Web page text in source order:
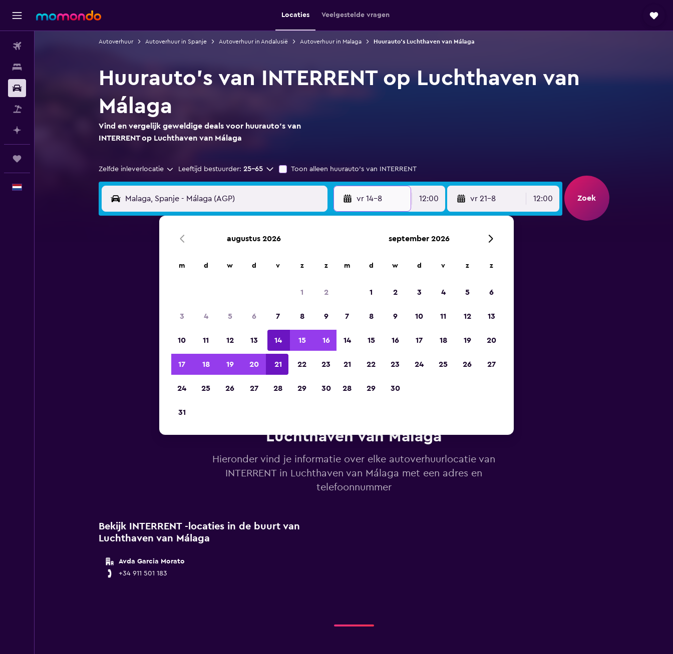
Locaties Veelgestelde vragen
Autoverhuur Autoverhuur in Spanje Autoverhuur in Andalusië Autoverhuur in Malaga Huurauto's Luchthaven van Málaga
Huurauto's van INTERRENT op Luchthaven van
Málaga
Vind en vergelijk geweldige deals voor huurauto's van
INTERRENT op Luchthaven van Málaga
Zelfde inleverlocatie Leeftijd bestuurder: 25-65 Toon alleen huurauto's van INTERRENT
vr 14-8 12:00 vr 21-8 12:00 Zoek
app 2023
Luchthaven van Málaga
Hieronder vind je informatie over elke autoverhuurlocatie van
INTERRENT in Luchthaven van Málaga met een adres en
telefoonnummer
Bekijk INTERRENT -locaties in de buurt van
Luchthaven van Málaga
Avda Garcia Morato
+34 911 501 183
augustus 2026
m d w d v z z
1 2
3 4 5 6 7 8 9
10 11 12 13 14 15 16
17 18 19 20 21 22 23
24 25 26 27 28 29 30
31
september 2026
m d w d v z z
1 2 3 4 5 6
7 8 9 10 11 12 13
14 15 16 17 18 19 20
21 22 23 24 25 26 27
28 29 30